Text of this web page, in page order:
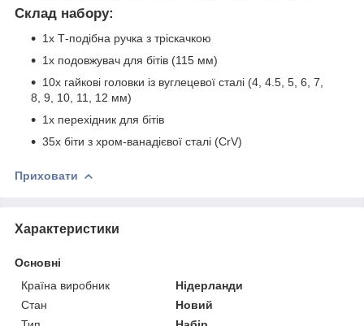
Склад набору:
1x Т-подібна ручка з тріскачкою
1x подовжувач для бітів (115 мм)
10x гайкові головки із вуглецевої сталі (4, 4.5, 5, 6, 7,
8, 9, 10, 11, 12 мм)
1x перехідник для бітів
35x біти з хром-ванадієвої сталі (CrV)
Приховати
Характеристики
Основні
Країна виробник
Нідерланди
Стан
Новий